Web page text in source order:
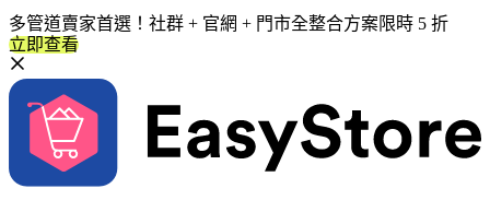
多管道賣家首選！社群 + 官網 + 門市全整合方案限時 5 折
立即查看